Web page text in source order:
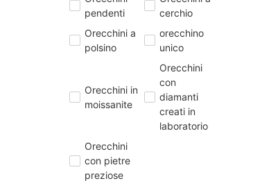
pendenti
cerchio
Orecchini a
polsino
orecchino
unico
Orecchini in
moissanite
Orecchini
con
diamanti
creati in
laboratorio
Orecchini
con pietre
preziose